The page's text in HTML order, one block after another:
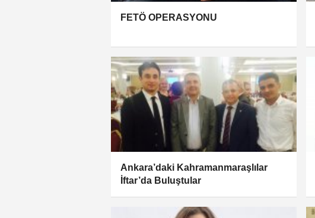
FETÖ OPERASYONU
Ankara’daki Kahramanmaraşlılar
İftar’da Buluştular